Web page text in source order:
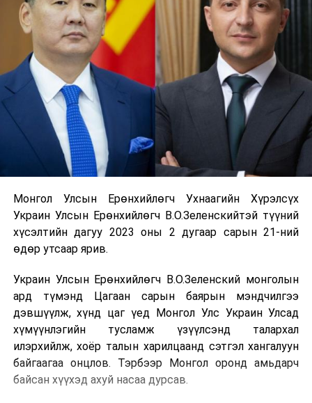
Монгол Улсын Ерөнхийлөгч Ухнаагийн Хүрэлсүх
Украин Улсын Ерөнхийлөгч В.О.Зеленскийтэй түүний
хүсэлтийн дагуу 2023 оны 2 дугаар сарын 21-ний
өдөр утсаар ярив.
Украин Улсын Ерөнхийлөгч В.О.Зеленский монголын
ард түмэнд Цагаан сарын баярын мэндчилгээ
дэвшүүлж, хүнд цаг үед Монгол Улс Украин Улсад
хүмүүнлэгийн тусламж үзүүлсэнд талархал
илэрхийлж, хоёр талын харилцаанд сэтгэл хангалуун
байгаагаа онцлов. Тэрбээр Монгол оронд амьдарч
байсан хүүхэд ахуй насаа дурсав.